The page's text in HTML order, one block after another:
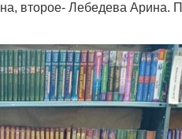
второе- Лебедева Арина.